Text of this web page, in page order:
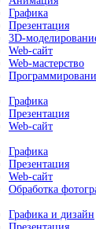
Графика
Презентация
3D-
Web-сайт
Web-мастерство
Графика
Презентация
Web-сайт
Графика
Презентация
Web-сайт
Обработка
Графика и дизайн